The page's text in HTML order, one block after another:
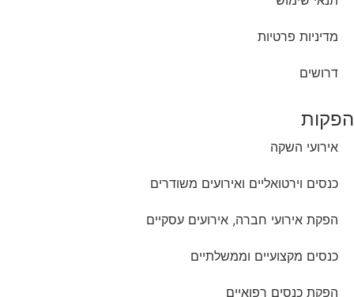
מדיניות פרטיות
דרושים
הפקות
אירועי השקה
כנסים וירטואליים ואירועים משודרים
הפקת אירועי חברה, אירועים עסקיים
כנסים מקצועיים וממשלתיים
הפקת כנסים רפואיים